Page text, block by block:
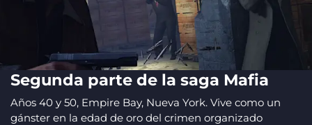
Segunda parte de la saga Mafia
Años 40 y 50, Empire Bay, Nueva York. Vive como un
gánster en la edad de oro del crimen organizado